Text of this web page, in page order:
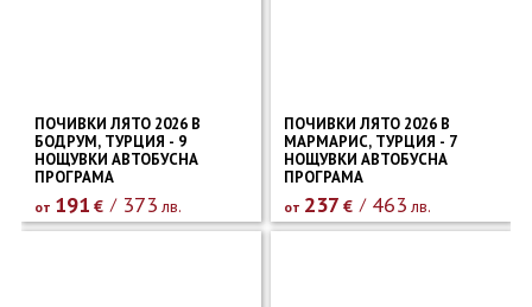
ПОЧИВКИ ЛЯТО 2026 В
БОДРУМ, ТУРЦИЯ - 9
НОЩУВКИ АВТОБУСНА
ПРОГРАМА
от 191 € 373 лв.
ПОЧИВКИ ЛЯТО 2026 В
МАРМАРИС, ТУРЦИЯ - 7
НОЩУВКИ АВТОБУСНА
ПРОГРАМА
от 237 € 463 лв.